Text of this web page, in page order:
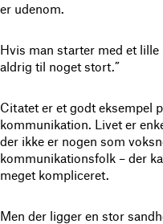
er udenom.
Hvis man starter med et
aldrig til noget stort.”
Citatet er et godt eksempel
kommunikation. Livet er
der ikke er nogen som
kommunikationsfolk – der
meget kompliceret.
Men der ligger en stor